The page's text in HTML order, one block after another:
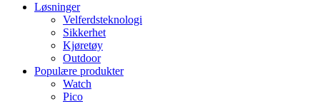
Løsninger
Velferdsteknologi
Sikkerhet
Kjøretøy
Outdoor
Populære produkter
Watch
Pico